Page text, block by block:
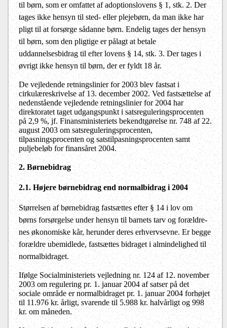
til børn, som er omfattet af adoptionslovens § 1, stk. 2. Der
tages ikke hensyn til sted- eller plejebørn, da man ikke har
pligt til at forsørge sådanne børn. Endelig tages der hensyn
til børn, som den pligtige er pålagt at betale
uddannelsesbidrag til efter lovens § 14, stk. 3. Der tages i
øvrigt ikke hensyn til børn, der er fyldt 18 år.
De vejledende retningslinier for 2003 blev fastsat i
cirkulæreskrivelse af 13. december 2002. Ved fastsættelse af
nedenstående vejledende retningslinier for 2004 har
direktoratet taget udgangspunkt i satsreguleringsprocenten
på 2,9 %, jf. Finansministeriets bekendtgørelse nr. 748 af 22.
august 2003 om satsreguleringsprocenten,
tilpasningsprocenten og satstilpasningsprocenten samt
puljebeløb for finansåret 2004.
2. Børnebidrag
2.1. Højere børnebidrag end normalbidrag i 2004
Størrelsen af børnebidrag fastsættes efter § 14 i lov om
børns forsørgelse under hensyn til barnets tarv og for­ældre­
nes økonomi­ske kår, herunder deres erhvervsevne. Er begge
forældre ubemidlede, fastsættes bidraget i almindelighed til
normalbidraget.
Ifølge Socialministeriets vejledning nr. 124 af 12. november
2003 om regulering pr. 1. januar 2004 af satser på det
sociale område er normalbidraget pr. 1. januar 2004 forhøjet
til 11.976 kr. årligt, svarende til 5.988 kr. halvårligt og 998
kr. om måneden.